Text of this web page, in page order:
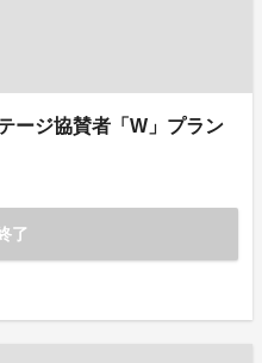
ージ協賛者「W」プラン
了